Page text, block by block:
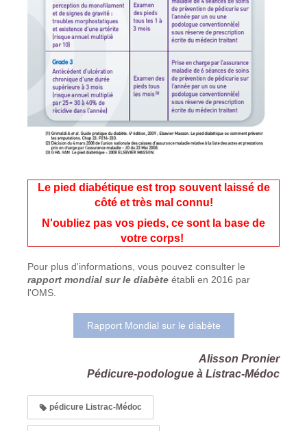
Le pied diabétique est trop souvent laissé de
côté et très mal connu!
N'oubliez pas vos pieds, ce sont la base de
votre corps!
Pour plus d'informations, vous pouvez consulter le
rapport mondial sur le diabète établi en 2016 par
l'OMS.
Rapport Mondial sur le diabète
Alisson Pronier
Pédicure-podologue à Listrac-Médoc
pédicure Listrac-Médoc